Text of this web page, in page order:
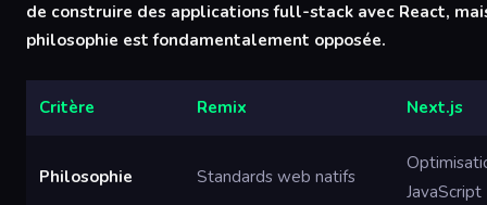
de construire des applications full-stack avec React,
philosophie est fondamentalement opposée.
Critère Remix Next.js
Philosophie Standards web natifs
JavaScript